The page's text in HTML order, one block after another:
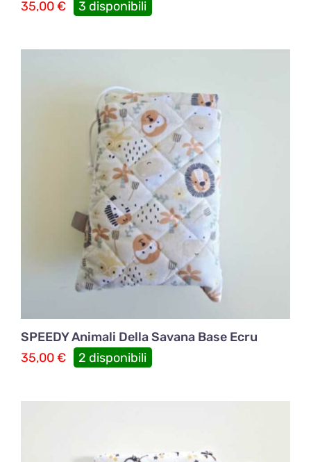
35,00€ 3 disponibili
SPEEDY Animali Della Savana Base Ecru
35,00€ 2 disponibili